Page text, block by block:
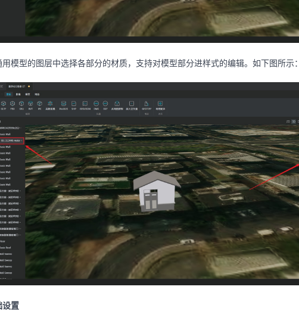
用模型的图层中选择各部分的材质，支持对模型部分进样式的编辑。如下图所示：
设置